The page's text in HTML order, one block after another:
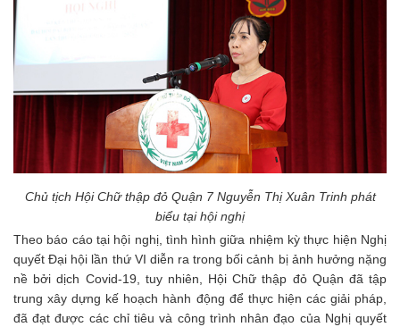
Chủ tịch Hội Chữ thập đỏ Quận 7 Nguyễn Thị Xuân Trinh phát
biểu tại hội nghị
Theo báo cáo tại hội nghị, tình hình giữa nhiệm kỳ thực hiện Nghị
quyết Đại hội lần thứ VI diễn ra trong bối cảnh bị ảnh hưởng nặng
nề bởi dịch Covid-19, tuy nhiên, Hội Chữ thập đỏ Quận đã tập
trung xây dựng kế hoạch hành động để thực hiện các giải pháp,
đã đạt được các chỉ tiêu và công trình nhân đạo của Nghị quyết